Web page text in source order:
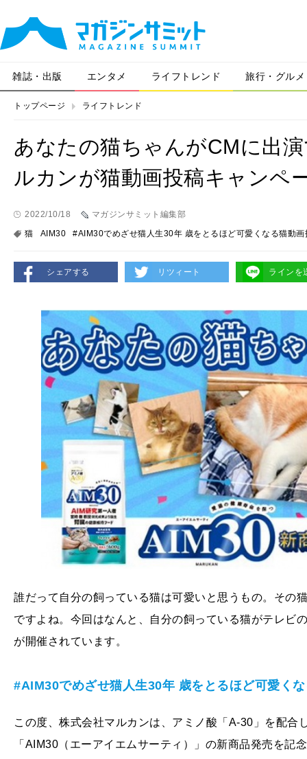
雑誌・出版 エンタメ ライフトレンド 旅行・グルメ
トップページ ライフトレンド
あなたの猫ちゃんがCMに出
ルカンが猫動画投稿キャンペ
2022/10/18
マガジンサミット編集部
猫
AIM30 #AIM30でめざせ猫人生30年 歳をとるほど可愛くなる猫動
シェアする リツィート ラインを
誰だって自分の飼っている猫は可愛いと思うもの。その
ですよね。今回はなんと、自分の飼っている猫がテレビ
が開催されています。
#AIM30でめざせ猫人生30年 歳をとるほど可愛く
この度、株式会社マルカンは、アミノ酸「A-30」を配合
「AIM30（エーアイエムサーティ）」の新商品発売を記